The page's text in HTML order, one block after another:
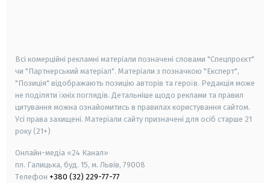
Всі комерційні рекламні матеріали позначені словами "Спецпроєкт"
чи "Партнерський матеріал". Матеріали з позначкою "Експерт",
"Позиція" відображають позицію авторів та героїв. Редакція може
не поділяти їхніх поглядів. Детальніше щодо реклами та правил
цитування можна ознайомитись в правилах користування сайтом.
Усі права захищені. Матеріали сайту призначені для осіб старше 21
року (21+)
Онлайн-медіа «24 Канал»
пл. Галицька, буд. 15, м. Львів, 79008
Телефон +380 (32) 229-77-77